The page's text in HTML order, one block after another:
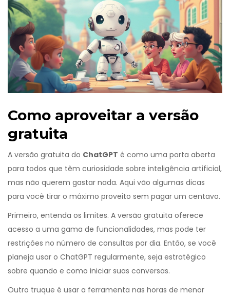
Como aproveitar a versão
gratuita
A versão gratuita do ChatGPT é como uma porta aberta
para todos que têm curiosidade sobre inteligência artificial,
mas não querem gastar nada. Aqui vão algumas dicas
para você tirar o máximo proveito sem pagar um centavo.
Primeiro, entenda os limites. A versão gratuita oferece
acesso a uma gama de funcionalidades, mas pode ter
restrições no número de consultas por dia. Então, se você
planeja usar o ChatGPT regularmente, seja estratégico
sobre quando e como iniciar suas conversas.
Outro truque é usar a ferramenta nas horas de menor